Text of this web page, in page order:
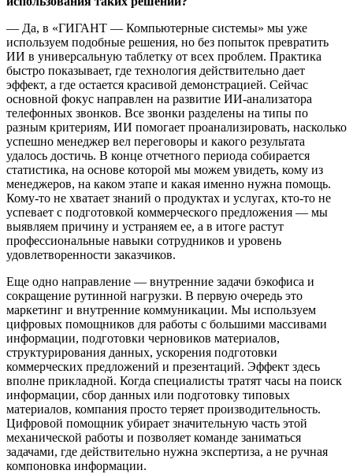
— Да, в «ГИГАНТ — Компьютерные системы» мы уже
используем подобные решения, но без попыток превратить
ИИ в универсальную таблетку от всех проблем. Практика
быстро показывает, где технология действительно дает
эффект, а где остается красивой демонстрацией. Сейчас
основной фокус направлен на развитие ИИ-анализатора
телефонных звонков. Все звонки разделены на типы по
разным критериям, ИИ помогает проанализировать, насколько
успешно менеджер вел переговоры и какого результата
удалось достичь. В конце отчетного периода собирается
статистика, на основе которой мы можем увидеть, кому из
менеджеров, на каком этапе и какая именно нужна помощь.
Кому-то не хватает знаний о продуктах и услугах, кто-то не
успевает с подготовкой коммерческого предложения — мы
выявляем причину и устраняем ее, а в итоге растут
профессиональные навыки сотрудников и уровень
удовлетворенности заказчиков.
Еще одно направление — внутренние задачи бэкофиса и
сокращение рутинной нагрузки. В первую очередь это
маркетинг и внутренние коммуникации. Мы используем
цифровых помощников для работы с большими массивами
информации, подготовки черновиков материалов,
структурирования данных, ускорения подготовки
коммерческих предложений и презентаций. Эффект здесь
вполне прикладной. Когда специалисты тратят часы на поиск
информации, сбор данных или подготовку типовых
материалов, компания просто теряет производительность.
Цифровой помощник убирает значительную часть этой
механической работы и позволяет команде заниматься
задачами, где действительно нужна экспертиза, а не ручная
компоновка информации.